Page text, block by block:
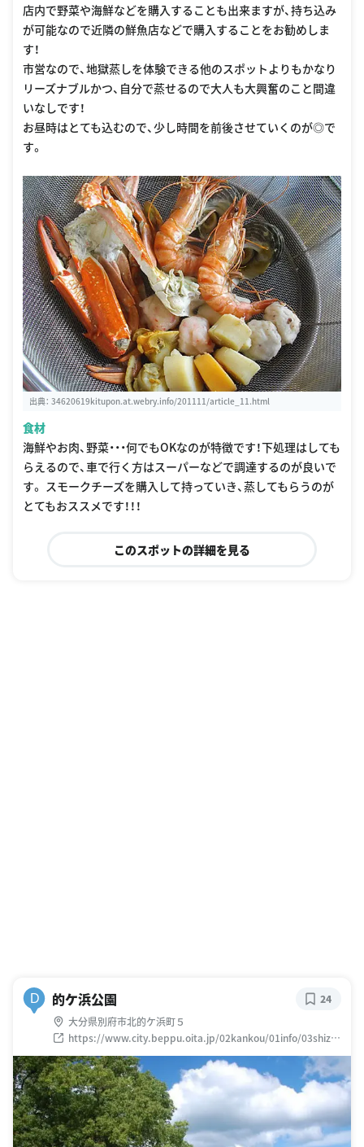
店内で野菜や海鮮などを購入することも出来ますが、持ち込み
が可能なので近隣の鮮魚店などで購入することをお勧めしま
す！
市営なので、地獄蒸しを体験できる他のスポットよりもかなり
リーズナブルかつ、自分で蒸せるので大人も大興奮のこと間違
いなしです！
お昼時はとても込むので、少し時間を前後させていくのが◎で
す。
出典： 34620619kitupon.at.webry.info/201111/article_11.html
食材
海鮮やお肉、野菜・・・何でもOKなのが特徴です！下処理はしても
らえるので、車で行く方はスーパーなどで調達するのが良いで
す。 スモークチーズを購入して持っていき、蒸してもらうのが
とてもおススメです！！！
このスポットの詳細を見る
D 的ケ浜公園
大分県別府市北的ケ浜町５
https://www.city.beppu.oita.jp/02kankou/01info/03shize
n/12matogahama-park.html
24